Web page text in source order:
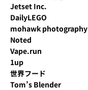
Jetset Inc.
DailyLEGO
mohawk photography
Noted
Vape.run
1up
世界フード
Tom’s Blender